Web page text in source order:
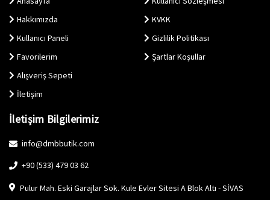
Hakkımızda
Kullanıcı Paneli
Favorilerim
Alışveriş Sepeti
İletişim
KVKK
Gizlilik Politikası
Şartlar Koşullar
İletişim Bilgilerimiz
info@dmbbutik.com
+90 (533) 479 03 62
Pulur Mah. Eski Garajlar Sok. Kule Evler Sitesi A Blok Altı - SİVAS